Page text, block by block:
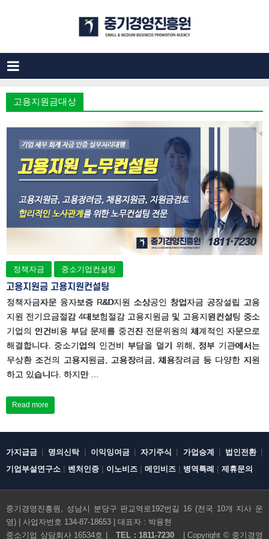
전화문의하기
고용지원금대상
정책자금 중소기업컨설팅
고용지원금 고용지원컨설팅
정책자금자문 융자보증 R&D지원 소상공인 창업자금 공장설립 고용
지원 전기요금절감 4대보험절감 고용지원금 및 고용지원컨설팅 중소
기업의 인건비용 부담 문제를 중견진 전문위원의 체계적인 자문으로
해결합니다. 중소기업의 인건비 부담을 덜기 위해, 정부 기관에서는
무상환 조건의 고용지원금, 고용장려금, 채용장려금 등 다양한 지원
하고 있습니다. 하지만 …
Read more
가지급금 | 명의신탁| 이익잉여금|자기주식 | 가업승계 | 법인전환|
기업부설연구소 | 벤처인증 | 이노비즈 | 메인비즈 | 병역특례 | 제휴문의
중기경영진흥원, 성남시 분당구 판교역로192번길 16 (전국 10개 지사 운
영) | 사업자번호 134-87-18653 | 대표자 : 박용현
중소기업 상담회사 16534호 |
TEL : 1811-7230 | Copyright © 중기경영